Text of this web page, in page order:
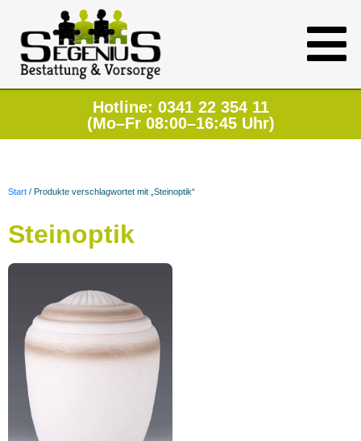
Hotline: 0341 22 354 11
(Mo–Fr 08:00–16:45 Uhr)
Start / Produkte verschlagwortet mit „Steinoptik“
Steinoptik